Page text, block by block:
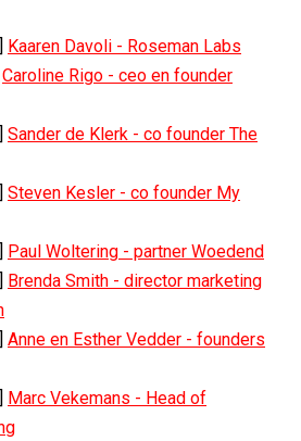
Kaaren Davoli - Roseman Labs
Caroline Rigo - ceo en founder
Sander de Klerk - co founder The
Steven Kesler - co founder My
Paul Woltering - partner Woedend
Brenda Smith - director marketing
Anne en Esther Vedder - founders
Marc Vekemans - Head of